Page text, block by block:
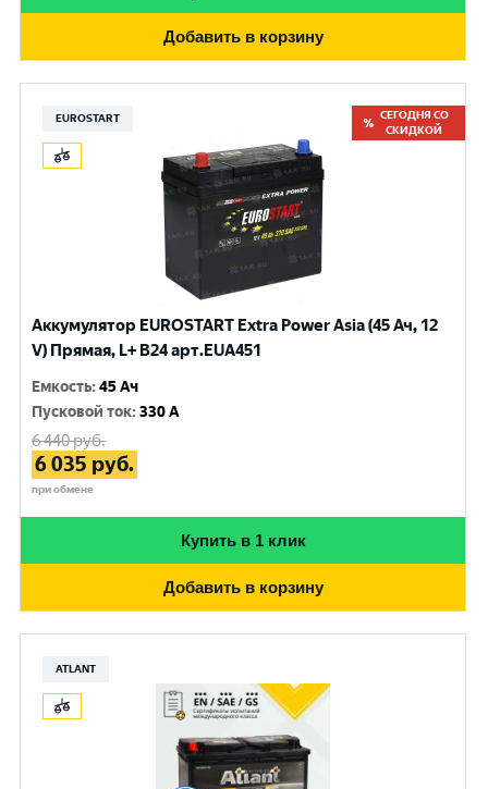
Добавить в корзину
EUROSTART
СЕГОДНЯ СО
СКИДКОЙ
Аккумулятор EUROSTART Extra Power Asia (45 Ач, 12
V) Прямая, L+ B24 арт.EUA451
Емкость:45 Ач
Пусковой ток:330 A
6 440руб.
6 035 руб.
при обмене
Купить в 1 клик
Добавить в корзину
ATLANT